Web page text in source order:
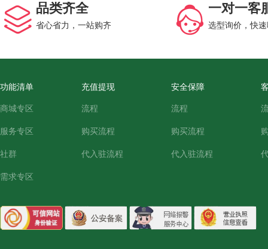
品类齐全
省心省力，一站购齐
一对一客
选型询价，快
功能清单
商城专区
服务专区
社群
需求专区
充值提现
流程
购买流程
代入驻流程
安全保障
流程
购买流程
代入驻流程